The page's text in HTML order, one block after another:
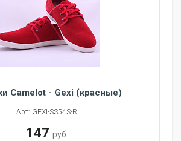
Camelot - Gexi (красные)
Арт: GEXI-SS54S-R
147 руб